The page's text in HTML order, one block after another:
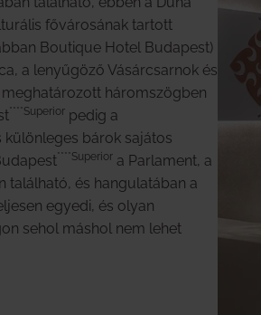
fővárosának tartott
Boutique Hotel Budapest)
a lenyűgöző Vásárcsarnok és
háromszögben
****Superior pedig a
bárok sajátos
****Superior a Parlament, a
található, és hangulatában a
egyedi, és olyan
sehol máshol nem lehet